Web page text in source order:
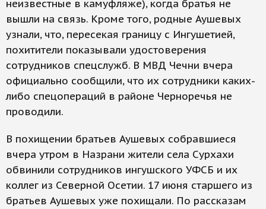
неизвестные в камуфляже), когда братья не
вышли на связь. Кроме того, родные Аушевых
узнали, что, пересекая границу с Ингушетией,
похитители показывали удостоверения
сотрудников спецслужб. В МВД Чечни вчера
официально сообщили, что их сотрудники каких-
либо спецопераций в районе Черноречья не
проводили.
В похищении братьев Аушевых собравшиеся
вчера утром в Назрани жители села Сурхахи
обвинили сотрудников ингушского УФСБ и их
коллег из Северной Осетии. 17 июня старшего из
братьев Аушевых уже похищали. По рассказам